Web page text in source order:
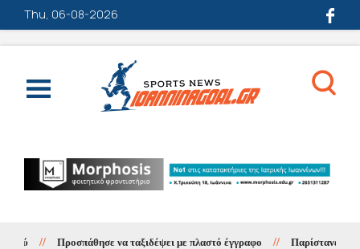
Thu, 06-08-2026
// Προσπάθησε να ταξιδέψει με πλαστό έγγραφο // Παρίστανε τον